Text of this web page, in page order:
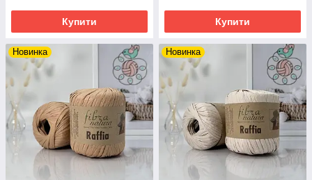
Купити Купити
Новинка Новинка